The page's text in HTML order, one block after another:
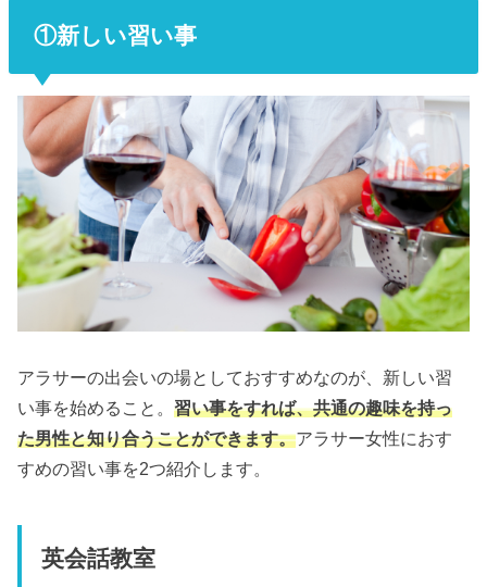
①新しい習い事
アラサーの出会いの場としておすすめなのが、新しい習
い事を始めること。習い事をすれば、共通の趣味を持っ
た男性と知り合うことができます。アラサー女性におす
すめの習い事を2つ紹介します。
英会話教室